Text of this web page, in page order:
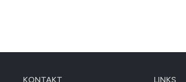
KONTAKT LINKS